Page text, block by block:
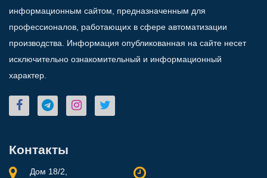
информационным сайтом, предназначенным для
профессионалов, работающих в сфере автоматизации
производства. Информация опубликованная на сайте несет
исключительно ознакомительный и информационный
характер.
Контакты
Дом 18/2,